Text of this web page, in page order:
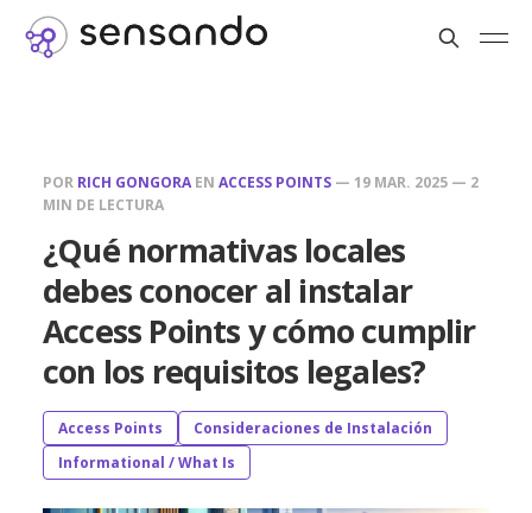
POR RICH GONGORA EN ACCESS POINTS — 19 MAR. 2025 — 2
MIN DE LECTURA
¿Qué normativas locales
debes conocer al instalar
Access Points y cómo cumplir
con los requisitos legales?
Access Points
Consideraciones de Instalación
Informational / What Is